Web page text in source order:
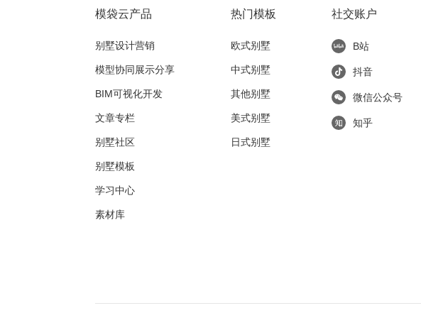
模袋云产品
别墅设计营销
模型协同展示分享
BIM可视化开发
文章专栏
别墅社区
别墅模板
学习中心
素材库
热门模板
欧式别墅
中式别墅
其他别墅
美式别墅
日式别墅
社交账户
B站
抖音
微信公众号
知乎